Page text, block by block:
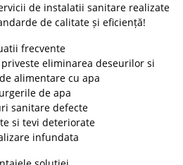
de instalatii sanitare realizate
de calitate și eficiență!
frecvente
eliminarea deseurilor si
alimentare cu apa
de apa
sanitare defecte
si tevi deteriorate
infundata